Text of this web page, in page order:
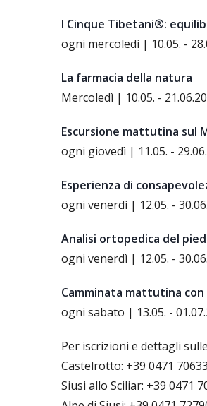
I Cinque Tibetani®:
ogni mercoledì | 10.05. -
La farmacia della natura
Mercoledì | 10.05. -
Escursione mattutina sul
ogni giovedì | 11.05. -
Esperienza di
ogni venerdì | 12.05. -
Analisi ortopedica del
ogni venerdì | 12.05. -
Camminata mattutina
ogni sabato | 13.05. -
Per iscrizioni e dettagli
Castelrotto: +39 0471
Siusi allo Sciliar: +39 0471